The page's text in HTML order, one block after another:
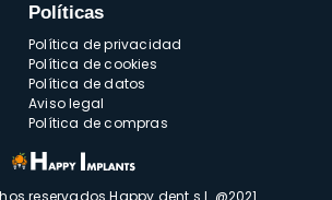
Políticas
Política de privacidad
Política de cookies
Política de datos
Aviso legal
Política de compras